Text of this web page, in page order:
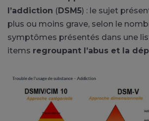
l’addiction (DSM5) : le sujet
plus ou moins grave, selon le
symptômes présentés dans une
items regroupant l’abus et la